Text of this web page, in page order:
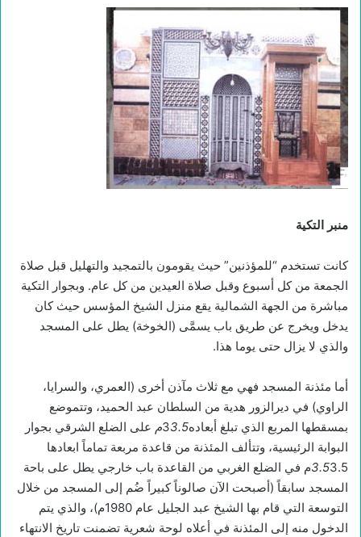
منبر التكية
كانت تستخدم “للمؤذنين” حيث يقومون بالتمجيد والتهليل قبل صلاة
الجمعة من كل أسبوع وقبل صلاة العيدين من كل عام. وبجوار التكية
مباشرة من الجهة الشمالية يقع منزل الشيخ المؤسس حيث كان
يدخل ويخرج عن طريق باب يسمَّى (الخوخة) يطل على المسجد
والذي لا يزال حتى يوما هذا.
أما مئذنة المسجد فهي مع ثلاث مآذن أخرى (العمري، والسرايا،
الراوي) في ديرالزور هدية من السلطان عبد الحميد، وتتموضع
بمسقطها المربع الذي تبلغ أبعاده33.5 م على الضلع الشرقي بجوار
البوابة الرئيسية، وتتألف المئذنة من قاعدة مربعة تماماً ابعادها
3.53.5م في الضلع الغربي من القاعدة باب خارجي يطل على باحة
المسجد سابقاً (أصبحت الآن صالوناً كبيراً ضُم إلى المسجد من خلال
التوسعة التي قام بها الشيخ عبد الجليل عام 1980م)، والذي يتم
الدخول منه إلى المئذنة في أعلاه لوحة شعرية تضمنت تاريخ الانتهاء